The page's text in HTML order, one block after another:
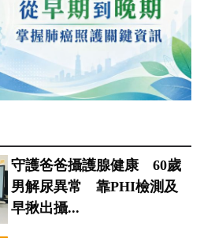
守護爸爸攝護腺健康 60歲
男解尿異常 靠PHI檢測及
早揪出攝...